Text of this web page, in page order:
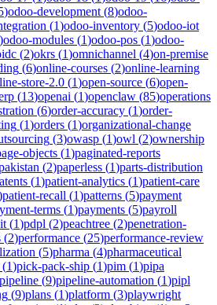
)odoo-development (8)odoo-
(1)odoo-inventory (5)odoo-iot
)odoo-modules (1)odoo-pos (1)odoo-
(2)okrs (1)omnichannel (4)on-premise
(6)online-courses (2)online-learning
store-2.0 (1)open-source (6)open-
(13)openai (1)openclaw (85)operations
(6)order-accuracy (1)order-
(1)orders (1)organizational-change
(3)owasp (1)owl (2)ownership
objects (1)paginated-reports
(2)paperless (1)parts-distribution
(1)patient-analytics (1)patient-care
patient-recall (1)patterns (5)payment
terms (1)payments (5)payroll
(1)pdpl (2)peachtree (2)penetration-
(2)performance (25)performance-review
(5)pharma (4)pharmaceutical
(1)pick-pack-ship (1)pim (1)pipa
pipeline (9)pipeline-automation (1)pipl
(9)plans (1)platform (3)playwright